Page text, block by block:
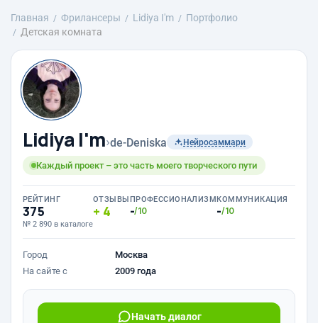
Главная Фрилансеры Lidiya I'm
Портфолио
Детская комната
Lidiya I'm›de-Deniska Нейросаммари
Каждый проект – это часть моего творческого пути
РЕЙТИНГ
375
№ 2 890 в каталоге
ОТЗЫВЫ
4
ПРОФЕССИОНАЛИЗМ
-/10
КОММУНИКАЦИЯ
-/10
Город
Москва
На сайте с
2009 года
Начать диалог